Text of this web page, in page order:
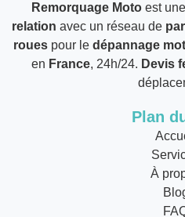
Remorquage Moto est une
relation avec un réseau de
roues pour le dépannage
en France, 24h/24. Devis
Plan
À